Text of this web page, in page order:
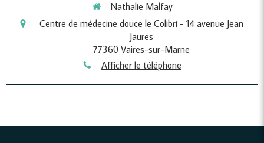
Nathalie Malfay
Centre de médecine douce le Colibri - 14 avenue Jean
Jaures
77360 Vaires-sur-Marne
Afficher le téléphone